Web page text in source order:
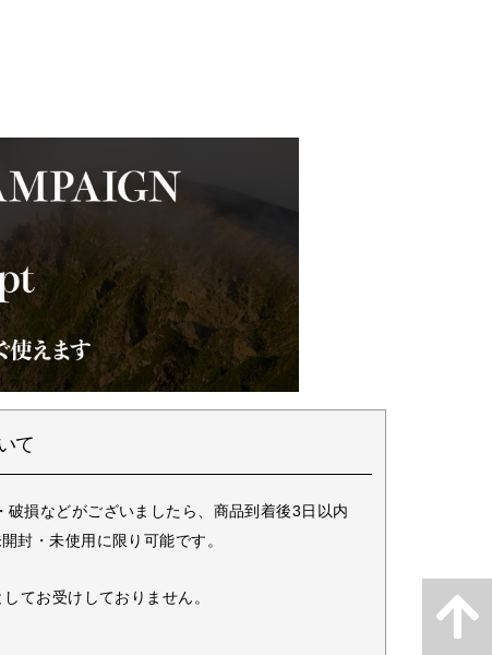
て
損などがございましたら、商品到着後3日以内
封・未使用に限り可能です。
てお受けしておりません。